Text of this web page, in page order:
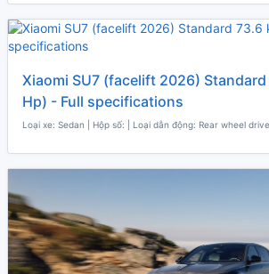
Xiaomi SU7 (facelift 2026)
Hp) - Full specifications
Loại xe: Sedan | Hộp số: | Loại dẫn động: Rear wheel drive